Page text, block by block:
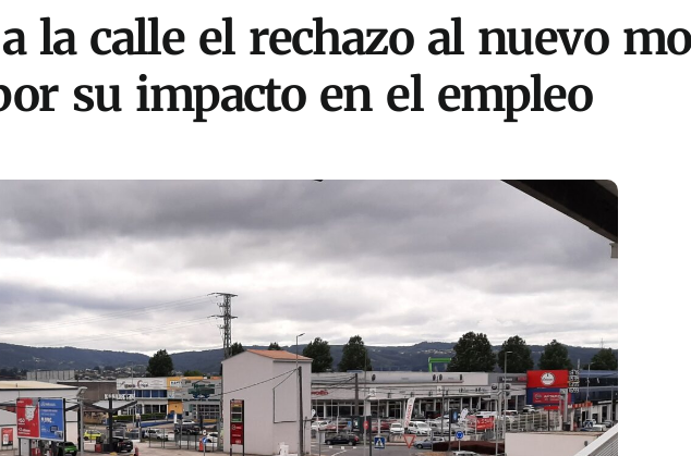
la calle el rechazo al nuevo
su impacto en el empleo